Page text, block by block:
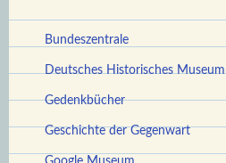
Bundeszentrale
Deutsches Historisches Museum
Gedenkbücher
Geschichte der Gegenwart